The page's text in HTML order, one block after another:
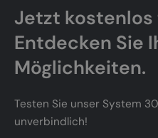
Jetzt
Entdecken Sie
Möglichkeiten.
Testen Sie unser System
unverbindlich!